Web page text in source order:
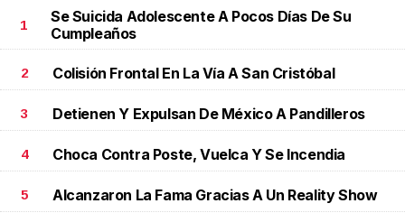
1
Se Suicida Adolescente A Pocos Días De Su
Cumpleaños
2 Colisión Frontal En La Vía A San Cristóbal
3 Detienen Y Expulsan De México A Pandilleros
4 Choca Contra Poste, Vuelca Y Se Incendia
5 Alcanzaron La Fama Gracias A Un Reality Show